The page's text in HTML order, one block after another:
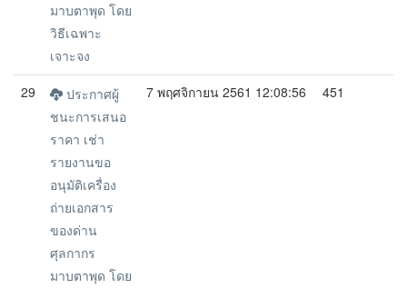
มาบตาพุด โดย
วิธีเฉพาะ
เจาะจง
29
ประกาศผู้
ชนะการเสนอ
ราคา เช่า
รายงานขอ
อนุมัติเครื่อง
ถ่ายเอกสาร
ของด่าน
ศุลกากร
มาบตาพุด โดย
7 พฤศจิกายน 2561 12:08:56 451